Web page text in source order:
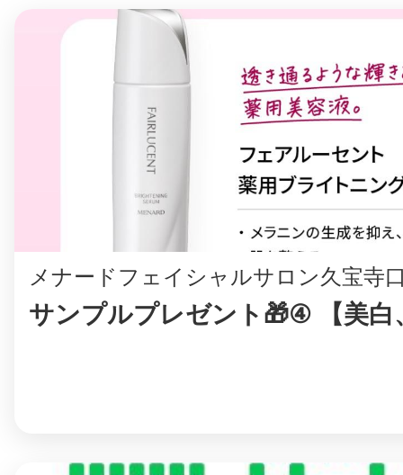
メナードフェイシャルサロン久宝寺
サンプルプレゼント🎁④ 【美白
日立
滋賀県